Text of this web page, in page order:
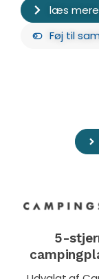
læs mere
Føj til
5-